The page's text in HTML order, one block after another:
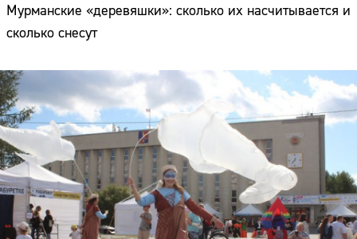
Мурманские «деревяшки»: сколько их насчитывается и
сколько снесут